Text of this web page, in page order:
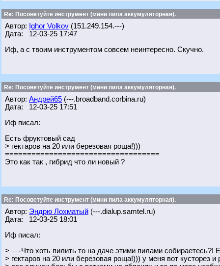
Re: Посоветуйте инструмент (мини пила аккумуляторная).
Автор: Ighor Volkov (151.249.154.---)
Дата: 12-03-25 17:47
Иф, а с твоим инструментом совсем неинтересно. Скучно.
Re: Посоветуйте инструмент (мини пила аккумуляторная).
Автор: Андрей65 (---.broadband.corbina.ru)
Дата: 12-03-25 17:51
Иф писал:
Есть фруктовый сад
> гектаров на 20 или березовая роща!)))
===================================
Это как так , гибрид что ли новый ?
Re: Посоветуйте инструмент (мини пила аккумуляторная).
Автор: Эндрю Лохматый (---.dialup.samtel.ru)
Дата: 12-03-25 18:01
Иф писал:
> —-Что хоть пилить то на даче этими пилами собираетесь?!
> гектаров на 20 или березовая роща!))) у меня вот кусторез и